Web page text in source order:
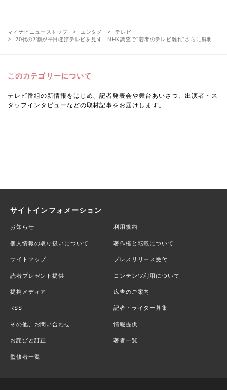
マイナビニューストップ エンタメ
テレビ
20代の7割が平日ほぼテレビを見ず NHK調査で“若者のテレビ離れ”さらに鮮明
このカテゴリーについて
テレビ番組の新情報をはじめ、記者発表会や舞台あいさつ、出演者・ス
タッフインタビューなどの取材記事をお届けします。
サイトインフォメーション
お知らせ 利用規約
個人情報の取り扱いについて 著作権と転載について
サイトマップ プレスリリース受付
読者プレゼント提供 コンテンツ利用について
提携メディア 広告のご案内
RSS 記者・ライター募集
その他、お問い合わせ 情報提供
お詫びと訂正 著者一覧
監修者一覧